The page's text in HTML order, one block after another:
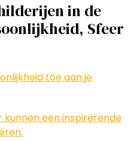
in de
Sfeer
toe aan je
kunnen een inspirerende